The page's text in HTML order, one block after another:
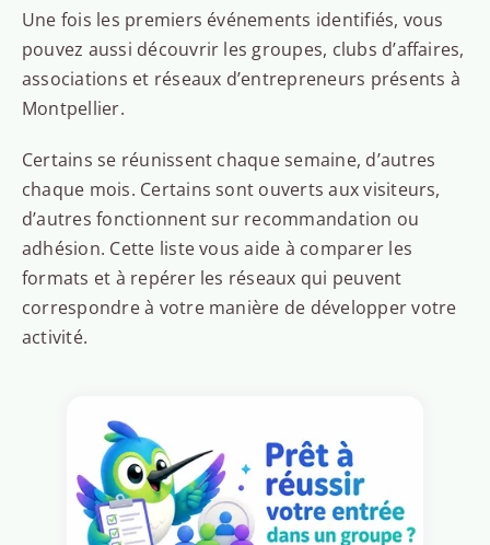
Une fois les premiers événements identifiés, vous
pouvez aussi découvrir les groupes, clubs d’affaires,
associations et réseaux d’entrepreneurs présents à
Montpellier.
Certains se réunissent chaque semaine, d’autres
chaque mois. Certains sont ouverts aux visiteurs,
d’autres fonctionnent sur recommandation ou
adhésion. Cette liste vous aide à comparer les
formats et à repérer les réseaux qui peuvent
correspondre à votre manière de développer votre
activité.